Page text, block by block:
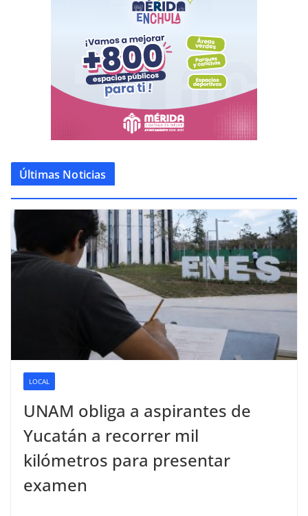
Últimas Noticias
LOCAL
UNAM obliga a aspirantes de
Yucatán a recorrer mil
kilómetros para presentar
examen